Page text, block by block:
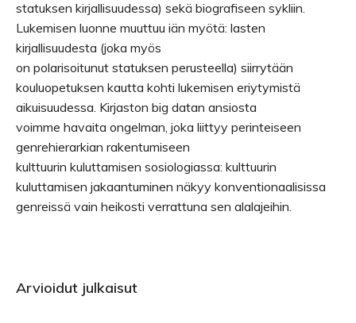
statuksen kirjallisuudessa) sekä biografiseen sykliin.
Lukemisen luonne muuttuu iän myötä: lasten
kirjallisuudesta (joka myös
on polarisoitunut statuksen perusteella) siirrytään
kouluopetuksen kautta kohti lukemisen eriytymistä
aikuisuudessa. Kirjaston big datan ansiosta
voimme havaita ongelman, joka liittyy perinteiseen
genrehierarkian rakentumiseen
kulttuurin kuluttamisen sosiologiassa: kulttuurin
kuluttamisen jakaantuminen näkyy konventionaalisissa
genreissä vain heikosti verrattuna sen alalajeihin.
Arvioidut julkaisut